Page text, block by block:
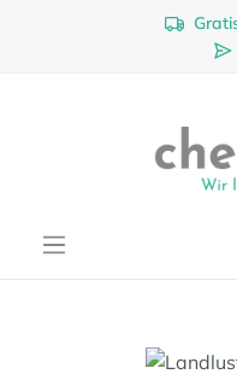
Zum Hauptinhalt
Bildergalerie